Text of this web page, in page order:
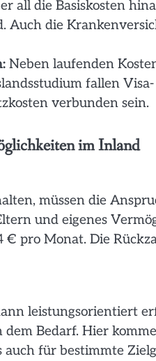
all die Basiskosten
Auch die
Neben laufenden
fallen
verbunden sein.
im Inland
müssen die
und eigenes
€ pro Monat. Die
leistungsorientiert
dem Bedarf. Hier
auch für bestimmte